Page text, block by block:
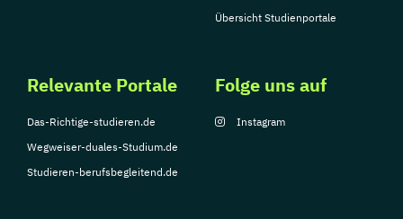
Übersicht Studienportale
Relevante Portale
Das-Richtige-studieren.de
Wegweiser-duales-Studium.de
Studieren-berufsbegleitend.de
Folge uns auf
Instagram